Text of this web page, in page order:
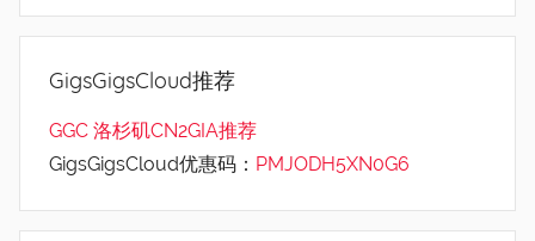
GigsGigsCloud推荐
GGC 洛杉矶CN2GIA推荐
GigsGigsCloud优惠码： PMJODH5XN0G6